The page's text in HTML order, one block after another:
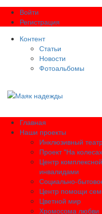
Войти
Регистрация
Контент
Статьи
Новости
Фотоальбомы
Главная
Наши проекты
Инклюзивный
Проект "На
Центр
инвалидами
Социально-
Центр помощи
Цветной мир
Хромосома любви